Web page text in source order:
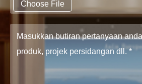
Choose File